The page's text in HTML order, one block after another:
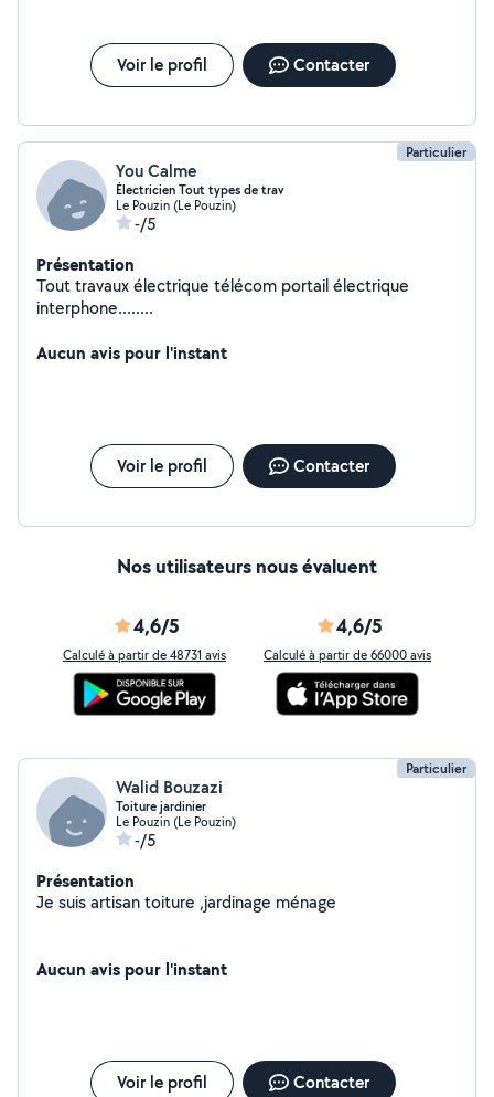
Voir le profil Contacter
Particulier
You Calme
Électricien Tout types de trav
Le Pouzin (Le Pouzin)
-/5
Présentation
Tout travaux électrique télécom portail électrique
interphone........
Aucun avis pour l'instant
Voir le profil Contacter
Nos utilisateurs nous évaluent
4,6/5
Calculé à partir de 48731 avis
4,6/5
Calculé à partir de 66000 avis
Particulier
Walid Bouzazi
Toiture jardinier
Le Pouzin (Le Pouzin)
-/5
Présentation
Je suis artisan toiture ,jardinage ménage
Aucun avis pour l'instant
Voir le profil Contacter